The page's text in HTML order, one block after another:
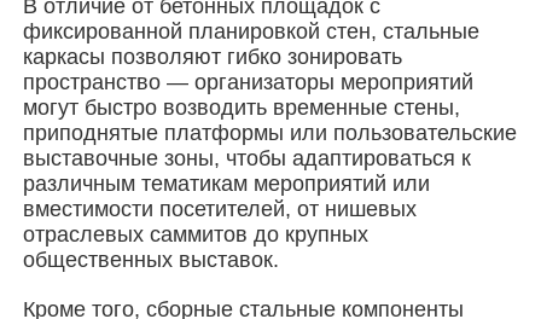
Стальная конструкция здания
Мастерская стальных конструкций
склад стальной конструкции
Стальные конструкции
В отличие от бетонных площадок с
фиксированной планировкой стен, стальные
каркасы позволяют гибко зонировать
пространство — организаторы мероприятий
могут быстро возводить временные стены,
приподнятые платформы или пользовательские
выставочные зоны, чтобы адаптироваться к
различным тематикам мероприятий или
вместимости посетителей, от нишевых
отраслевых саммитов до крупных
общественных выставок.
Кроме того, сборные стальные компоненты